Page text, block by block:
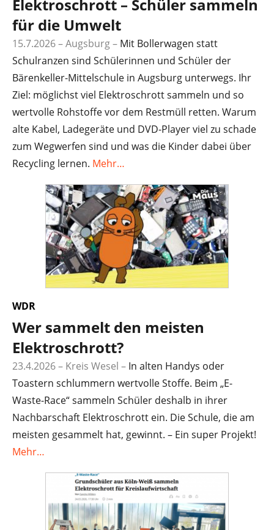
Elektroschrott – Schüler sammeln
für die Umwelt
15.7.2026 – Augsburg – Mit Bollerwagen statt
Schulranzen sind Schülerinnen und Schüler der
Bärenkeller-Mittelschule in Augsburg unterwegs. Ihr
Ziel: möglichst viel Elektroschrott sammeln und so
wertvolle Rohstoffe vor dem Restmüll retten. Warum
alte Kabel, Ladegeräte und DVD-Player viel zu schade
zum Wegwerfen sind und was die Kinder dabei über
Recycling lernen. Mehr…
WDR
Wer sammelt den meisten
Elektroschrott?
23.4.2026 – Kreis Wesel – In alten Handys oder
Toastern schlummern wertvolle Stoffe. Beim „E-
Waste-Race“ sammeln Schüler deshalb in ihrer
Nachbarschaft Elektroschrott ein. Die Schule, die am
meisten gesammelt hat, gewinnt. – Ein super Projekt!
Mehr…